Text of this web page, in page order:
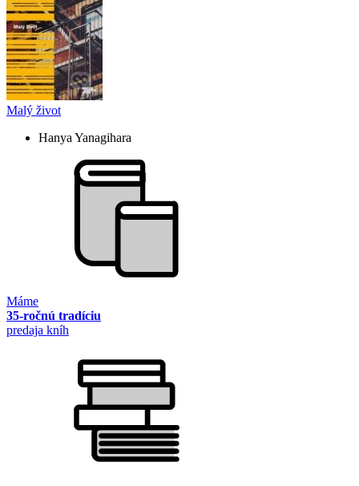
Malý život
Hanya Yanagihara
Máme
35-ročnú tradíciu
predaja kníh